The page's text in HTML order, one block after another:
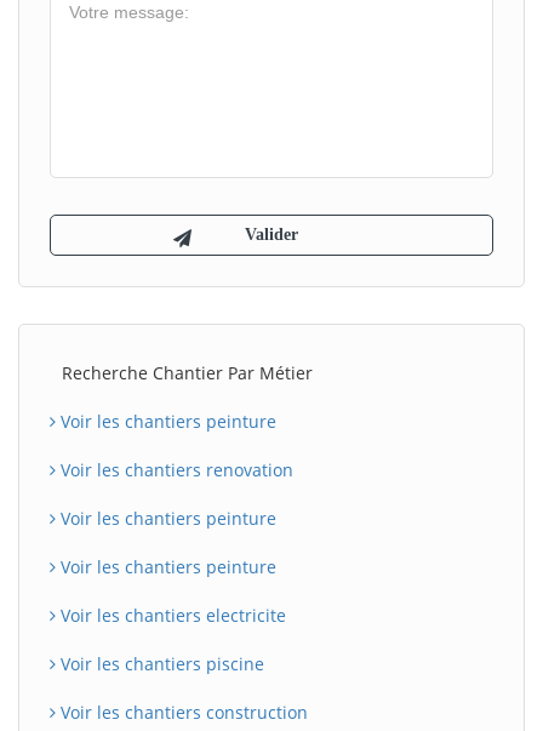
Recherche Chantier Par Métier
Voir les chantiers peinture
Voir les chantiers renovation
Voir les chantiers peinture
Voir les chantiers peinture
Voir les chantiers electricite
Voir les chantiers piscine
Voir les chantiers construction